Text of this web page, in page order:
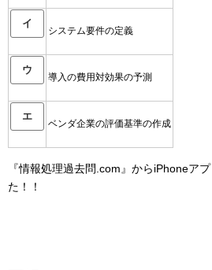
イ
システム要件の定義
ウ
導入の費用対効果の予測
エ
ベンダ企業の評価基準の作成
『情報処理過去問.com』からiPhoneア
た！！